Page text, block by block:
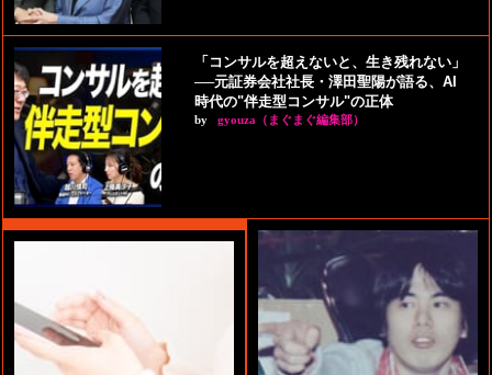
「コンサルを超えないと、生き残れない」
──元証券会社社長・澤田聖陽が語る、AI
時代の"伴走型コンサル"の正体
by gyouza（まぐまぐ編集部）